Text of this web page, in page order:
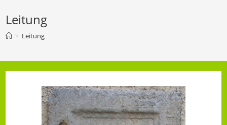
Leitung
> Leitung